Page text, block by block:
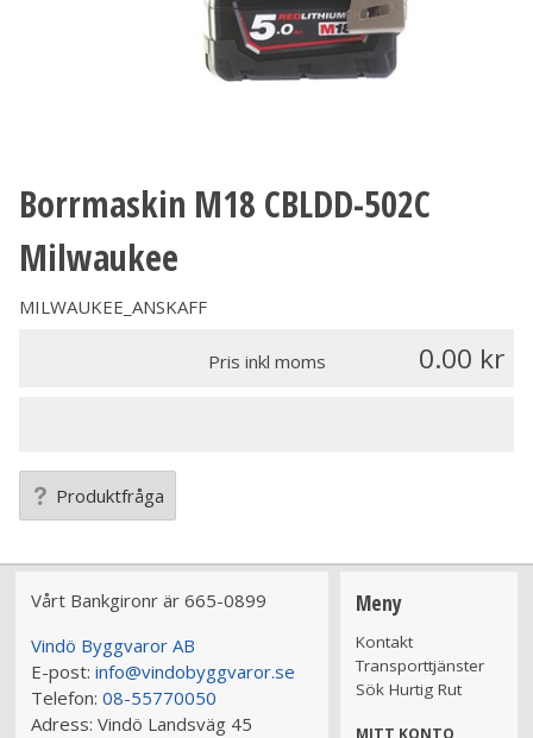
Borrmaskin M18 CBLDD-502C
Milwaukee
MILWAUKEE_ANSKAFF
Pris inkl moms 0.00
Produktfråga
Vårt Bankgironr är 665-0899
Vindö Byggvaror AB
E-post: info@vindobyggvaror.se
Telefon: 08-55770050
Adress: Vindö Landsväg 45
Meny
Kontakt
Transporttjänster
Sök Hurtig Rut
MITT KONTO